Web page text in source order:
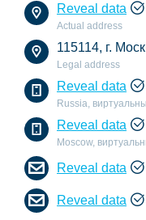
Reveal data
Actual address
115114, г.
Legal address
Reveal data
Russia,
Reveal data
Moscow,
Reveal data
Reveal data